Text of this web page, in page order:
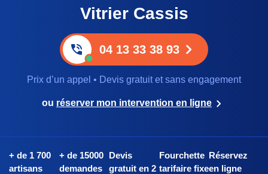
Vitrier Cassis
04 13 33 38 93
Prix d’un appel • Devis gratuit et sans engagement
ou réserver mon intervention en ligne
+ de 1 700
artisans
+ de 15000
demandes
Devis
gratuit en 2
Fourchette
tarifaire fixe
Réservez
en ligne